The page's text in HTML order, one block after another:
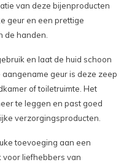
van deze bijenproducten
geur en een prettige
de handen.
en laat de huid schoon
geur is deze zeep
of toiletruimte. Het
te leggen en past goed
verzorgingsproducten.
toevoeging aan een
voor liefhebbers van